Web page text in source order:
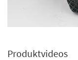
Produktvideos